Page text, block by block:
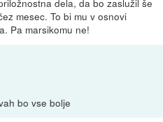
mesec. To bi mu v osnovi
Pa marsikomu ne!
bo vse bolje